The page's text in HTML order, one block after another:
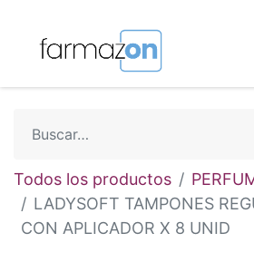
Todos los productos
LADYSOFT TAMPONES
CON APLICADOR X 8 UNID